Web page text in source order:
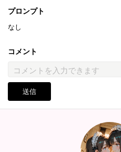
プロンプト
なし
コメント
送信